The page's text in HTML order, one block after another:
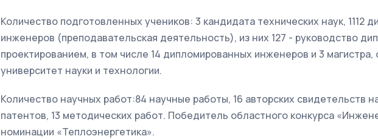
Количество подготовленных учеников: 3 кандидата технических наук, 1112
инженеров (преподавательская деятельность), из них 127 - руководство
проектированием, в том числе 14 дипломированных инженеров и 3
университет науки и технологии.
Количество научных работ:84 научные работы, 16 авторских свидетельств
патентов, 13 методических работ. Победитель областного конкурса
номинации «Теплоэнергетика».